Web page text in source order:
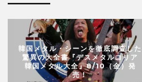
韓国メタル・シーンを徹底調査した
驚異の大全書『デスメタルコリア
韓国メタル大全』8/10（金）発
売！